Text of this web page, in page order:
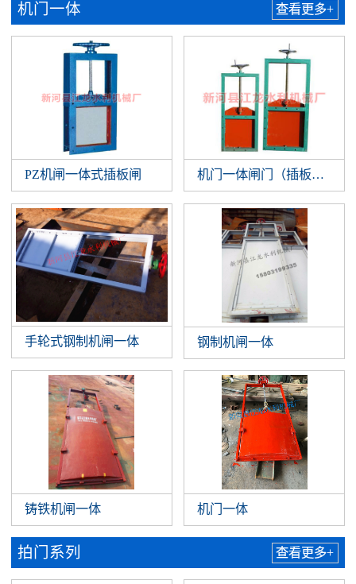
机门一体 查看更多+
PZ机闸一体式插板闸 机门一体闸门（插板闸门）
手轮式钢制机闸一体 钢制机闸一体
铸铁机闸一体 机门一体
拍门系列 查看更多+